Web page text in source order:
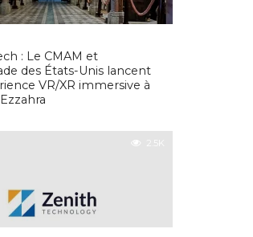
: Le CMAM et
des États-Unis lancent
VR/XR immersive à
2.5K